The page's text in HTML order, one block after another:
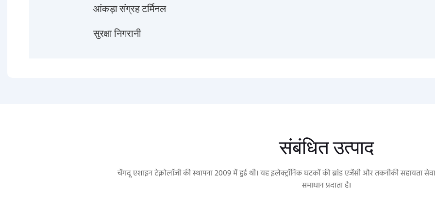
आंकड़ा संग्रह टर्मिनल
सुरक्षा निगरानी
संबंधित उत्पाद
चेंगदू एशाइन टेक्नोलॉजी की स्थापना 2009 में हुई थी। यह इलेक्ट्रॉनिक घटकों की ब्रांड एजेंसी और तकनीकी सहायता
समाधान प्रदाता है।